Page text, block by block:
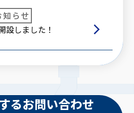
知らせ
設しました！
るお問い合わせ